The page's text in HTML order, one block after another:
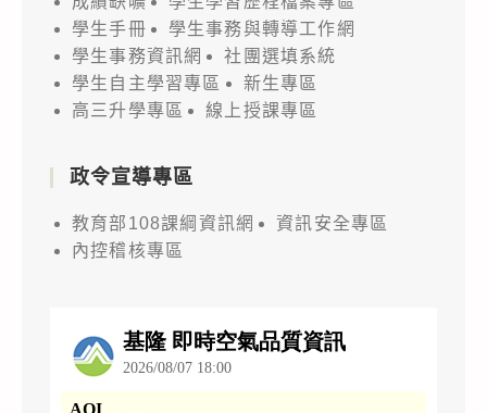
學生手冊
學生事務與轉導工作網
學生事務資訊網
社團選填系統
學生自主學習專區
新生專區
高三升學專區
線上授課專區
政令宣導專區
教育部108課綱資訊網
資訊安全專區
內控稽核專區